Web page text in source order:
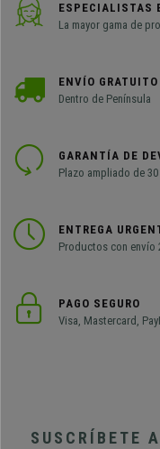
ESPECIALISTAS
La mayor gama de
ENVÍO
Dentro de Península
GARANTÍA DE
Plazo ampliado de
ENTREGA
Productos con envío
PAGO SEGURO
Visa, Mastercard,
SUSCRÍBETE